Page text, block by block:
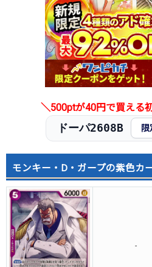
＼500ptが40円で買える
ドーパ2608B
モンキー・D・ガープの紫色カ
-